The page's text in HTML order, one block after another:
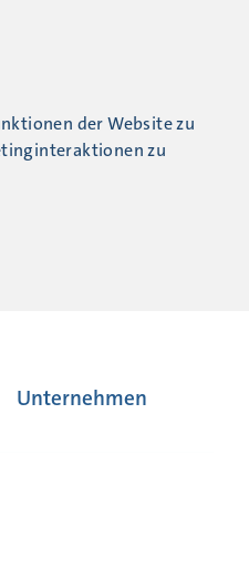
der Website zu
zu
Unternehmen